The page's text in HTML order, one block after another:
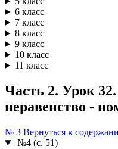
6 класс
7 класс
8 класс
9 класс
10 класс
11 класс
Часть 2. Урок
неравенство -
№ 3 Вернуться к
№4 (с. 51)